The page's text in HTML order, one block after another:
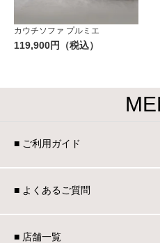
カウチソファ プルミエ
119,900円（税込）
■ ご利用ガイド
■ よくあるご質問
■ 店舗一覧